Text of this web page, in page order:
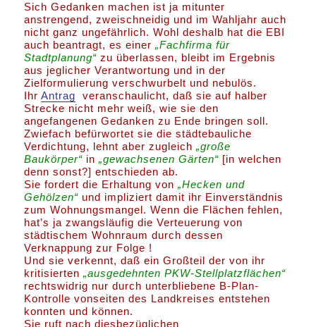
Sich Gedanken machen ist ja mitunter
anstrengend, zweischneidig und im Wahljahr auch
nicht ganz ungefährlich. Wohl deshalb hat die EBI
auch beantragt, es einer„Fachfirma für
Stadtplanung“ zu überlassen, bleibt im Ergebnis
aus jeglicher Verantwortung und in der
Zielformulierung verschwurbelt und nebulös.
IhrAntrag veranschaulicht, daß sie auf halber
Strecke nicht mehr weiß, wie sie den
angefangenen Gedanken zu Ende bringen soll.
Zwiefach befürwortet sie die städtebauliche
Verdichtung, lehnt aber zugleich„große
Baukörper“ in„gewachsenen Gärten“ [in welchen
denn sonst?] entschieden ab.
Sie fordert die Erhaltung von„Hecken und
Gehölzen“ und impliziert damit ihr Einverständnis
zum Wohnungsmangel. Wenn die Flächen fehlen,
hat’s ja zwangsläufig die Verteuerung von
städtischem Wohnraum durch dessen
Verknappung zur Folge !
Und sie verkennt, daß ein Großteil der von ihr
kritisierten„ausgedehnten PKW-Stellplatzflächen“
rechtswidrig nur durch unterbliebene B-Plan-
Kontrolle vonseiten des Landkreises entstehen
konnten und können.
Sie ruft nach diesbezüglichen